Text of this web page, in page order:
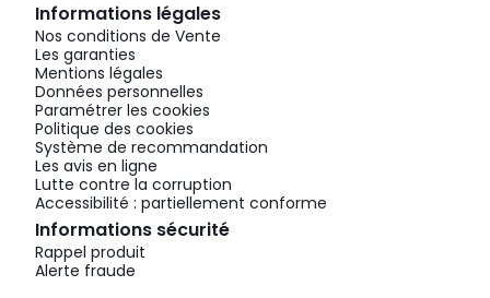
Informations légales
Nos conditions de Vente
Les garanties
Mentions légales
Données personnelles
Paramétrer les cookies
Politique des cookies
Système de recommandation
Les avis en ligne
Lutte contre la corruption
Accessibilité : partiellement conforme
Informations sécurité
Rappel produit
Alerte fraude